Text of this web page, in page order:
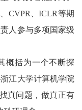
CVPR、ICLR等期
人参与多项国家级
概括为一个不断探
江大学计算机学院
真问题，做真正有